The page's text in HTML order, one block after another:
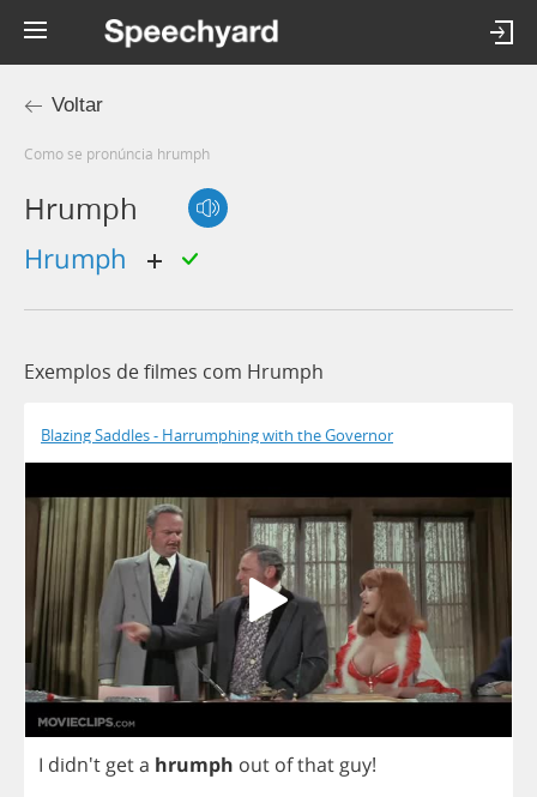
Voltar
Como se pronúncia hrumph
Hrumph
hrumph
Exemplos de filmes com Hrumph
Blazing Saddles - Harrumphing with the Governor
I didn't geta hrumph out ofthat guy!